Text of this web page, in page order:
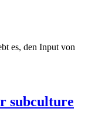
es, den Input von
subculture